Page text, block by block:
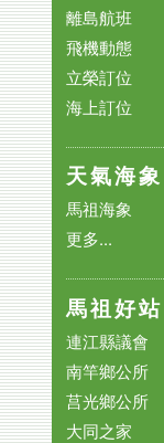
離島航班
飛機動態
立榮訂位
海上訂位
天氣海象
馬祖海象
更多...
馬祖好站
連江縣議會
南竿鄉公所
莒光鄉公所
大同之家